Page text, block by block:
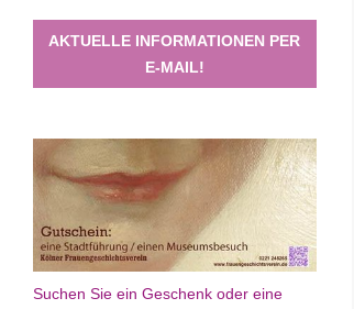
AKTUELLE INFORMATIONEN PER
E-MAIL!
Suchen Sie ein Geschenk oder eine